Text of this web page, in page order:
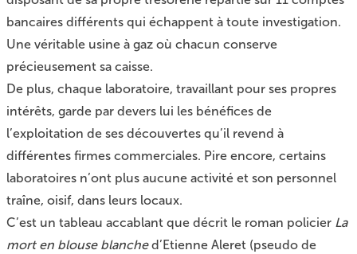
bancaires différents qui échappent à toute investigation.
Une véritable usine à gaz où chacun conserve
précieusement sa caisse.
De plus, chaque laboratoire, travaillant pour ses propres
intérêts, garde par devers lui les bénéfices de
l’exploitation de ses découvertes qu’il revend à
différentes firmes commerciales. Pire encore, certains
laboratoires n’ont plus aucune activité et son personnel
traîne, oisif, dans leurs locaux.
C’est un tableau accablant que décrit le roman policier La
mort en blouse blanched’Etienne Aleret (pseudo de